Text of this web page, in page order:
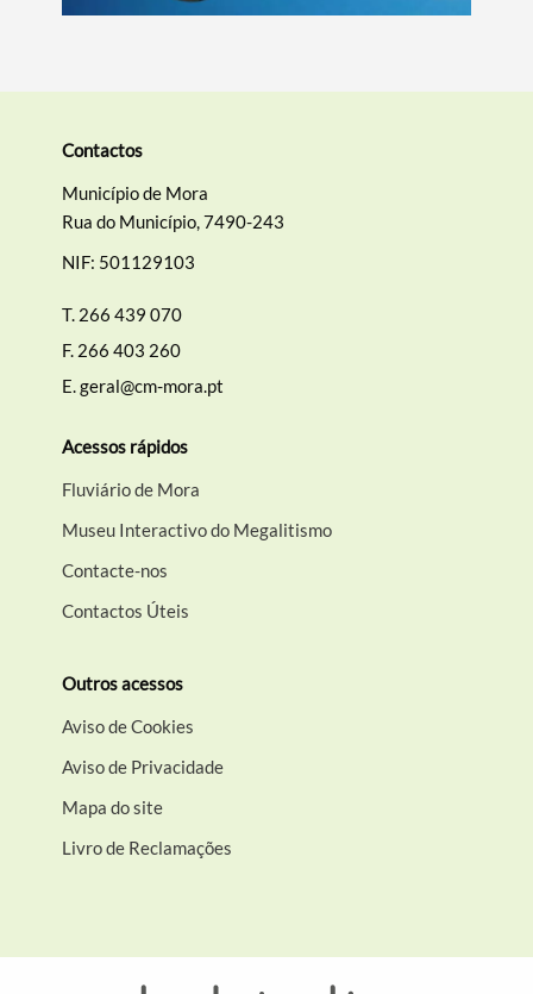
Categorias gerais
Filtros
Contactos
Município de Mora
Rua do Município, 7490-243
NIF: 501129103
T. 266 439 070
F. 266 403 260
E.geral@cm-mora.pt
Acessos rápidos
Fluviário de Mora
Museu Interactivo do Megalitismo
Contacte-nos
Contactos Úteis
Outros acessos
Aviso de Cookies
Aviso de Privacidade
Mapa do site
Livro de Reclamações